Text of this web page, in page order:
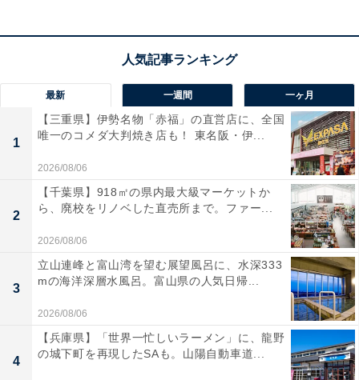
最新 一週間 一ヶ月
1
【三重県】伊勢名物「赤福」の直営店に、全国
唯一のコメダ大判焼き店も！ 東名阪・伊...
2026/08/06
2
【千葉県】918㎡の県内最大級マーケットか
ら、廃校をリノベした直売所まで。ファー...
2026/08/06
3
立山連峰と富山湾を望む展望風呂に、水深333
mの海洋深層水風呂。富山県の人気日帰...
2026/08/06
4
【兵庫県】「世界一忙しいラーメン」に、龍野
の城下町を再現したSAも。山陽自動車道...